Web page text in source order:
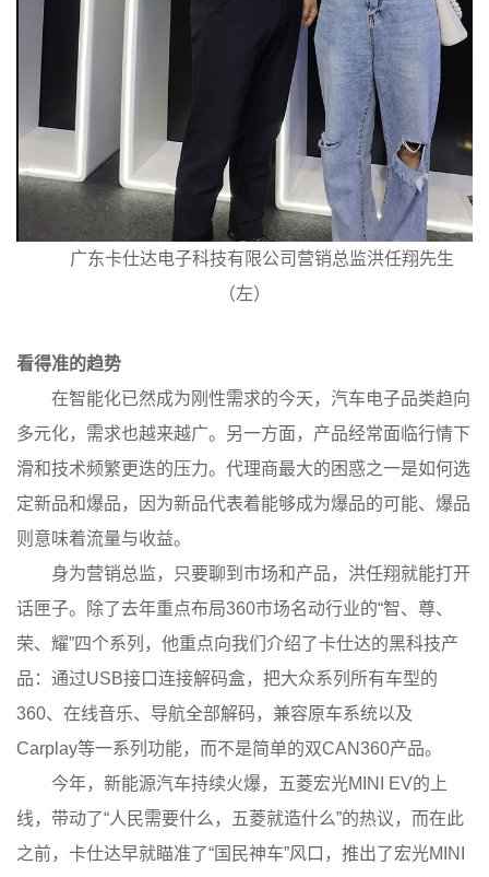
广东卡仕达电子科技有限公司营销总监洪任翔先生
（左）
看得准的趋势
在智能化已然成为刚性需求的今天，汽车电子品类趋向
多元化，需求也越来越广。另一方面，产品经常面临行情下
滑和技术频繁更迭的压力。代理商最大的困惑之一是如何选
定新品和爆品，因为新品代表着能够成为爆品的可能、爆品
则意味着流量与收益。
身为营销总监，只要聊到市场和产品，洪任翔就能打开
话匣子。除了去年重点布局360市场名动行业的“智、尊、
荣、耀”四个系列，他重点向我们介绍了卡仕达的黑科技产
品：通过USB接口连接解码盒，把大众系列所有车型的
360、在线音乐、导航全部解码，兼容原车系统以及
Carplay等一系列功能，而不是简单的双CAN360产品。
今年，新能源汽车持续火爆，五菱宏光MINI EV的上
线，带动了“人民需要什么，五菱就造什么”的热议，而在此
之前，卡仕达早就瞄准了“国民神车”风口，推出了宏光MINI